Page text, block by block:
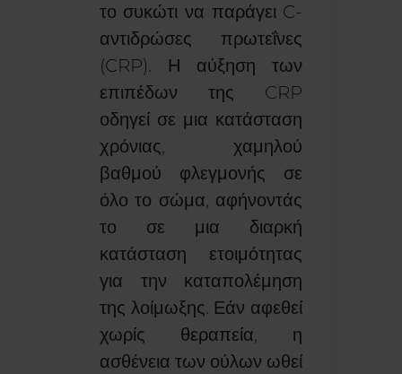
το συκώτι να παράγει C-
αντιδρώσες πρωτεΐνες
(CRP). Η αύξηση των
επιπέδων της CRP
οδηγεί σε μια κατάσταση
χρόνιας, χαμηλού
βαθμού φλεγμονής σε
όλο το σώμα, αφήνοντάς
το σε μια διαρκή
κατάσταση ετοιμότητας
για την καταπολέμηση
της λοίμωξης. Εάν αφεθεί
χωρίς θεραπεία, η
ασθένεια των ούλων ωθεί